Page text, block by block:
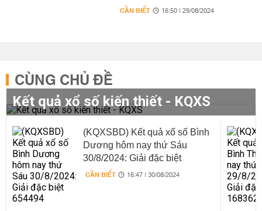
CẦN BIẾT 16:50 | 29/08/2024
CÙNG CHỦ ĐỀ
Kết quả xổ số kiến thiết - KQXS
(KQXSBD) Kết quả xổ số Bình
Dương hôm nay thứ Sáu
30/8/2024: Giải đặc biệt
654494
CẦN BIẾT 16:47 | 30/08/2024